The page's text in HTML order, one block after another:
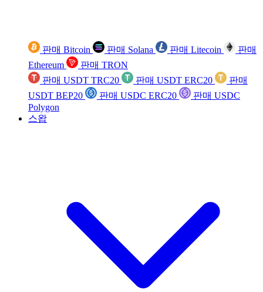
판매 Bitcoin 판매 Solana 판매 Litecoin
판매
Ethereum
판매 TRON
판매 USDT TRC20
판매 USDT ERC20
판매
USDT BEP20
판매 USDC ERC20
판매 USDC
Polygon
스왑